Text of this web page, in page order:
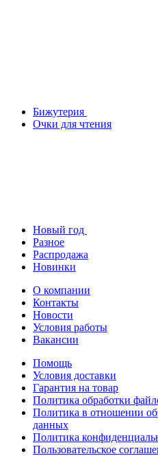
Бижутерия
Очки для чтения
Новый год
Разное
Распродажа
Новинки
О компании
Контакты
Новости
Условия работы
Вакансии
Помощь
Условия доставки
Гарантия на товар
Политика обработки
Политика в отношении
данных
Политика
Пользовательское